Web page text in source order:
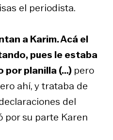
el periodista.
a Karim. Acá el
pues le estaba
por planilla (…) pero
ahí, y trataba de
del
por su parte Karen